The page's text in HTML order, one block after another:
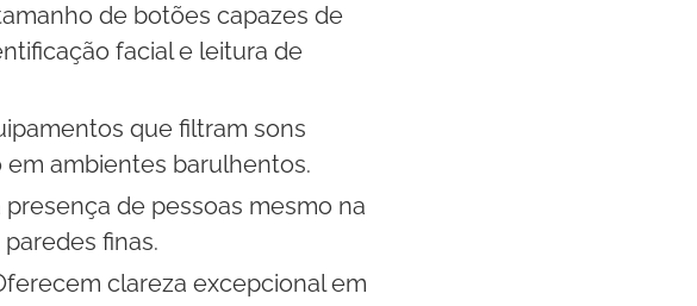
de botões capazes de
facial e leitura de
que filtram sons
ambientes barulhentos.
de pessoas mesmo na
finas.
clareza excepcional em